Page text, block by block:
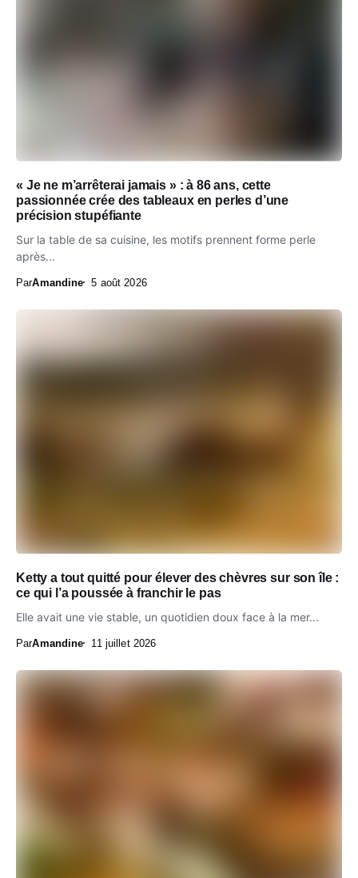
« Je ne m’arrêterai jamais » : à 86 ans, cette
passionnée crée des tableaux en perles d’une
précision stupéfiante
Sur la table de sa cuisine, les motifs prennent forme perle
après...
ParAmandine 5 août 2026
Ketty a tout quitté pour élever des chèvres sur son île :
ce qui l’a poussée à franchir le pas
Elle avait une vie stable, un quotidien doux face à la mer...
ParAmandine 11 juillet 2026